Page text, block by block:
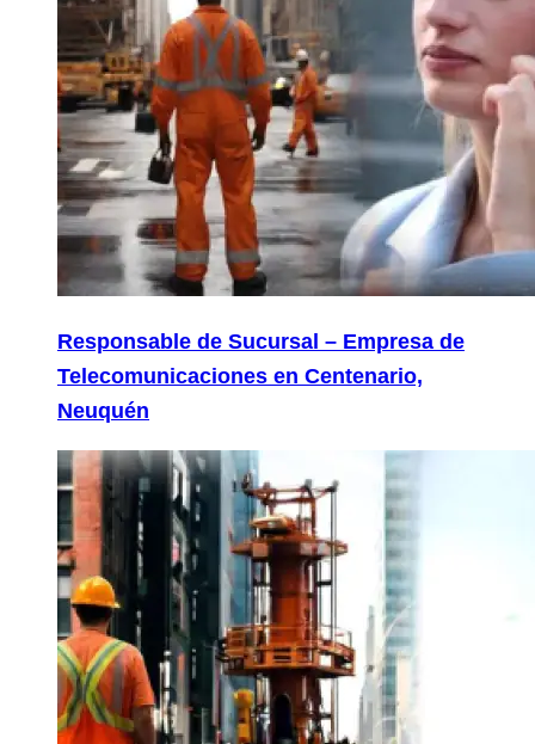
Responsable de Sucursal – Empresa de
Telecomunicaciones en Centenario,
Neuquén